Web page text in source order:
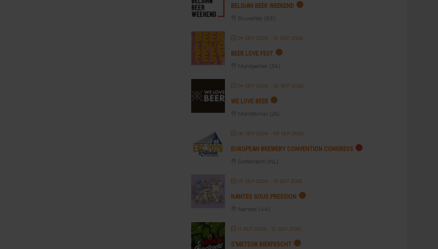
BELGIAN BEER WEEKEND
Bruxelles (BE)
04 SEP 2026 - 12 SEP 2026
BEER LOVE FEST
Montpellier (34)
04 SEP 2026 - 05 SEP 2026
WE LOVE BEER
Montélimar (26)
06 SEP 2026 - 09 SEP 2026
EUROPEAN BREWERY CONVENTION CONGRESS
Rotterdam (NL)
07 SEP 2026 - 13 SEP 2026
NANTES SOUS PRESSION
Nantes (44)
11 SEP 2026 - 12 SEP 2026
S’METEOR BIERFESCHT